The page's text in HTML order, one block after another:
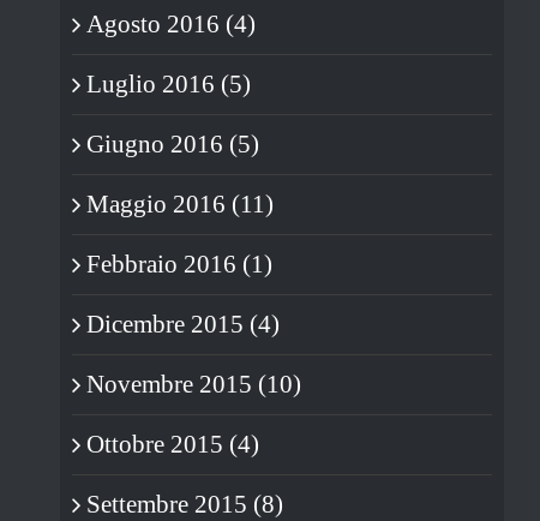
Agosto 2016 (4)
Luglio 2016 (5)
Giugno 2016 (5)
Maggio 2016 (11)
Febbraio 2016 (1)
Dicembre 2015 (4)
Novembre 2015 (10)
Ottobre 2015 (4)
Settembre 2015 (8)